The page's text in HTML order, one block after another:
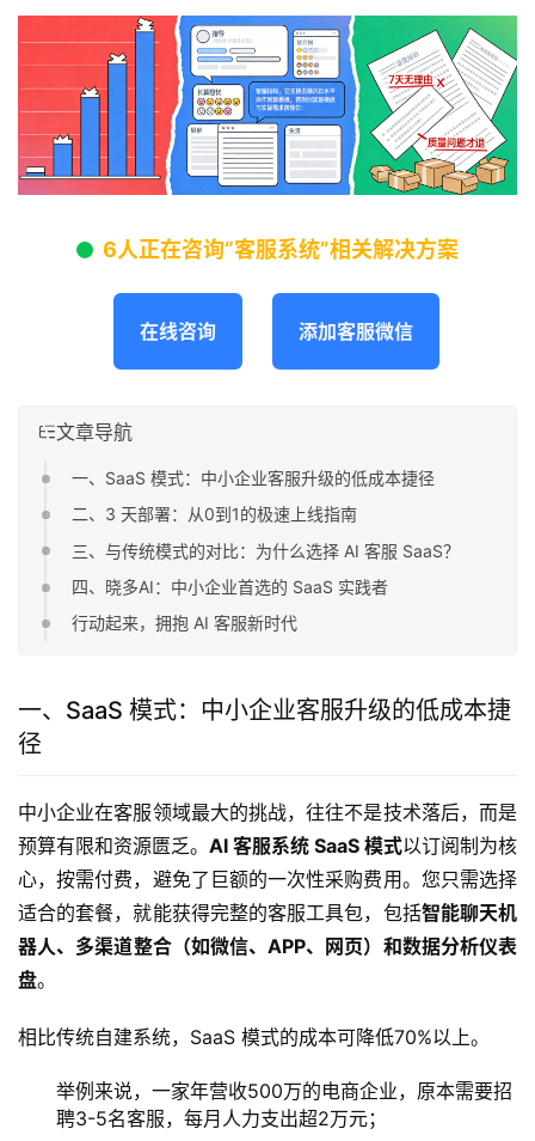
6人正在咨询“客服系统”相关解决方案
在线咨询 添加客服微信
文章导航
一、SaaS 模式：中小企业客服升级的低成本捷径
二、3 天部署：从0到1的极速上线指南
三、与传统模式的对比：为什么选择 AI 客服 SaaS？
四、晓多AI：中小企业首选的 SaaS 实践者
行动起来，拥抱 AI 客服新时代
一、SaaS 模式：中小企业客服升级的低成本捷
径
中小企业在客服领域最大的挑战，往往不是技术落后，而是
预算有限和资源匮乏。 AI 客服系统 SaaS 模式以订阅制为核
心，按需付费，避免了巨额的一次性采购费用。您只需选择
适合的套餐，就能获得完整的客服工具包，包括智能聊天机
器人、多渠道整合（如微信、APP、网页）和数据分析仪表
盘。
相比传统自建系统，SaaS 模式的成本可降低70%以上。
举例来说，一家年营收500万的电商企业，原本需要招
聘3-5名客服，每月人力支出超2万元；